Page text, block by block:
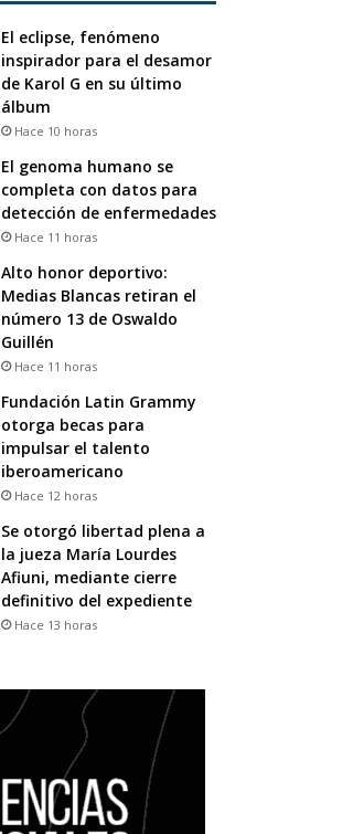
El eclipse, fenómeno
inspirador para el desamor
de Karol G en su último
álbum
Hace 10 horas
El genoma humano se
completa con datos para
detección de enfermedades
Hace 11 horas
Alto honor deportivo:
Medias Blancas retiran el
número 13 de Oswaldo
Guillén
Hace 11 horas
Fundación Latin Grammy
otorga becas para
impulsar el talento
iberoamericano
Hace 12 horas
Se otorgó libertad plena a
la jueza María Lourdes
Afiuni, mediante cierre
definitivo del expediente
Hace 13 horas